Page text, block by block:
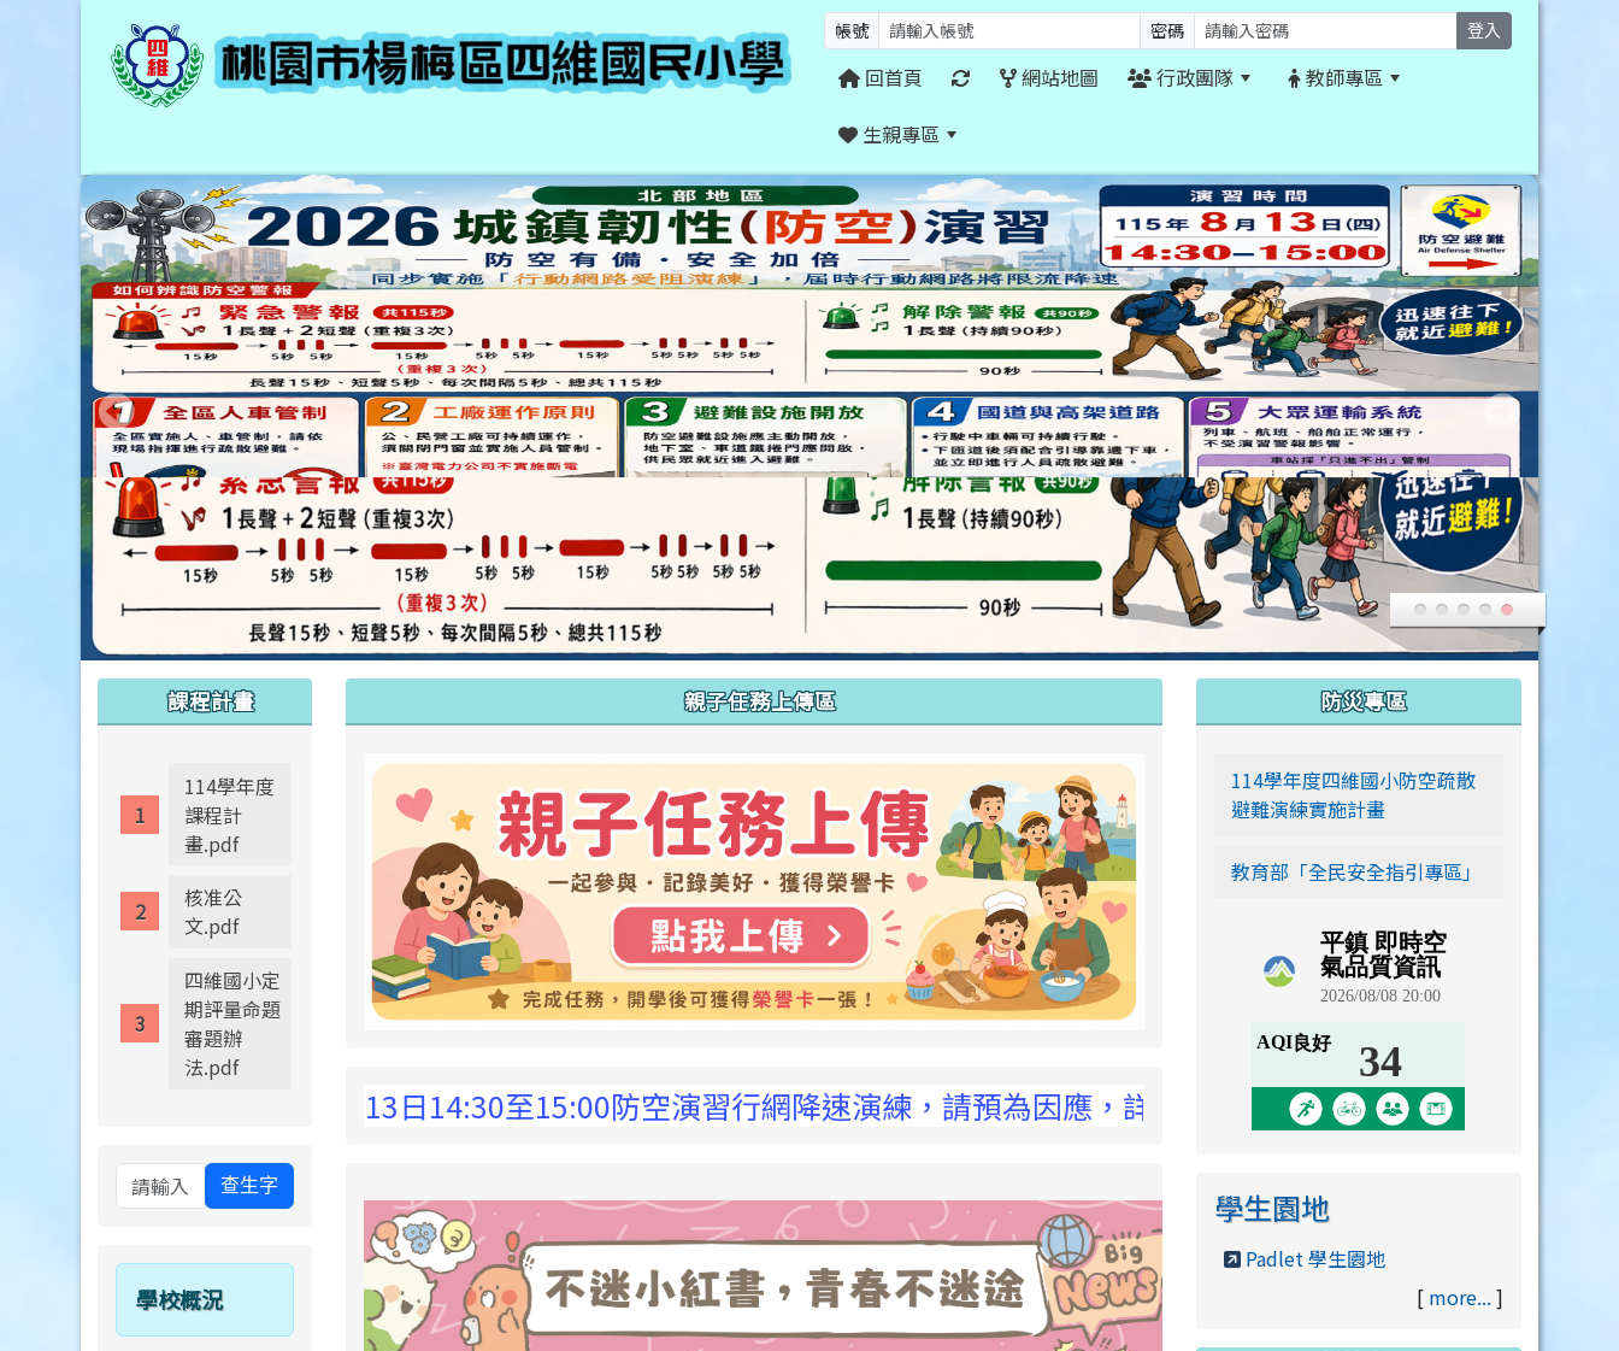
帳號 密碼 登入
回首頁 網站地圖 行政團隊
教師專區
生親專區
親子任務上傳區
link to https://siwei-family.work-
8月13日14:30至15:00防空演習行網降速演練，請預為因應，詳洽NCC官網
課程計畫
114學年度
課程計
畫.pdf
核准公
文.pdf
四維國小定
期評量命題
審題辦
法.pdf
查生字
學校概況
防災專區
114學年度四維國小防空疏散
避難演練實施計畫
教育部「全民安全指引專區」
學生園地
Padlet 學生園地
[ more... ]